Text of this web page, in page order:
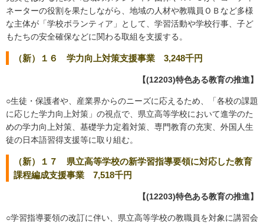
ネーターの役割を果たしながら、地域の人材や教職員ＯＢなど多様
な主体が「学校ボランティア」として、学習活動や学校行事、子ど
もたちの安全確保などに関わる取組を支援する。
（新）１６ 学力向上対策支援事業 3,248千円
【(12203)特色ある教育の推進】
○生徒・保護者や、産業界からのニーズに応えるため、「各校の課題
に応じた学力向上対策」の視点で、県立高等学校において進学のた
めの学力向上対策、基礎学力定着対策、専門教育の充実、外国人生
徒の日本語習得支援等に取り組む。
（新）１７ 県立高等学校の新学習指導要領に対応した教育
課程編成支援事業 7,518千円
【(12203)特色ある教育の推進】
○学習指導要領の改訂に伴い、県立高等学校の教職員を対象に講習会